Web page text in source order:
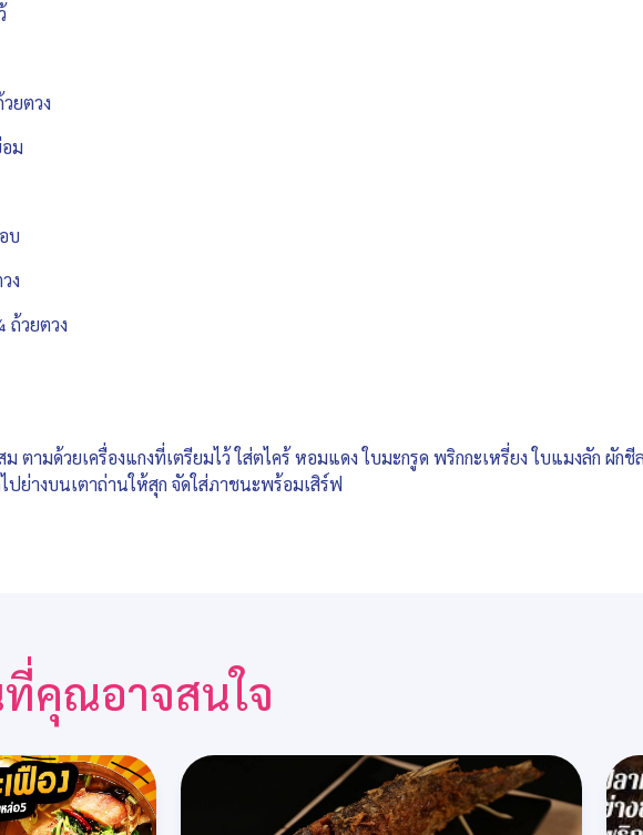
ยตวง
ม
บ
ง
วยตวง
ตามด้วยเครื่องแกงที่เตรียมไว้ ใส่ตไคร้ หอมแดง ใบมะกรูด พริกกะเหรี่ยง ใบแมงลัก ผัก
ปย่างบนเตาถ่านให้สุก จัดใส่ภาชนะพร้อมเสิร์ฟ
คุณอาจสนใจ